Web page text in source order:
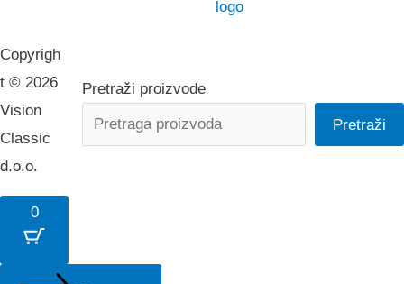
Copyrigh
t © 2026
Vision
Classic
d.o.o.
Pretraži proizvode
Pretraži
0